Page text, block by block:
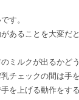
す。
あることを大変だ
ミルクが出るかど
チェックの間は手
を上げる動作をす